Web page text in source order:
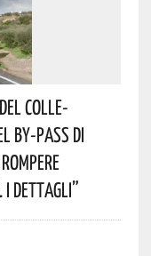
Colle-
By-Pass Di
I Dettagli”